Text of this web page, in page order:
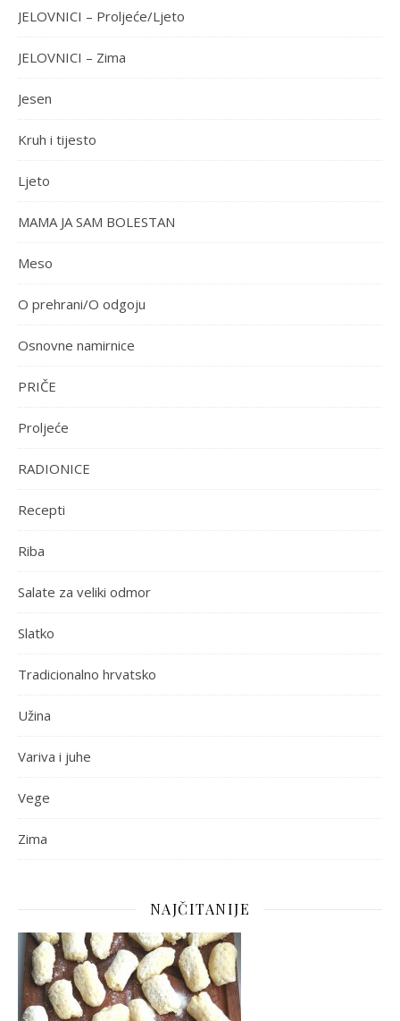
JELOVNICI – Proljeće/Ljeto
JELOVNICI – Zima
Jesen
Kruh i tijesto
Ljeto
MAMA JA SAM BOLESTAN
Meso
O prehrani/O odgoju
Osnovne namirnice
PRIČE
Proljeće
RADIONICE
Recepti
Riba
Salate za veliki odmor
Slatko
Tradicionalno hrvatsko
Užina
Variva i juhe
Vege
Zima
NAJČITANIJE